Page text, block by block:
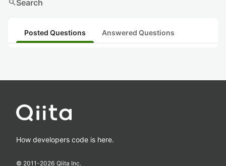
searchSearch
Posted Questions Answered Questions
How developers code is here.
© 2011-2026 Qiita Inc.